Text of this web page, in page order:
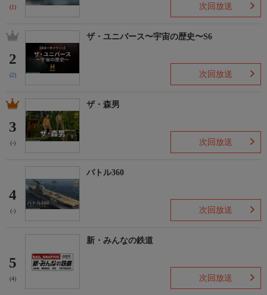
(1) 次回放送
2
(2)
ザ・ユニバース〜宇宙の歴史〜S6
次回放送
3
(-)
ザ・森男
次回放送
4
(-)
バトル360
次回放送
5
(4)
新・みんなの鉄道
次回放送